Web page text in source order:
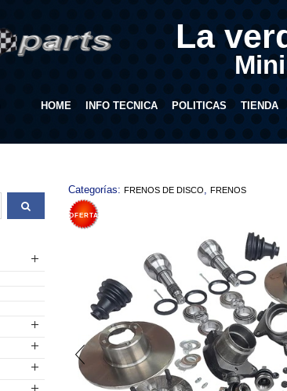
La
HOME INFO TECNICA POLITICAS TIENDA
Categorías: FRENOS DE DISCO, FRENOS
OFERTA